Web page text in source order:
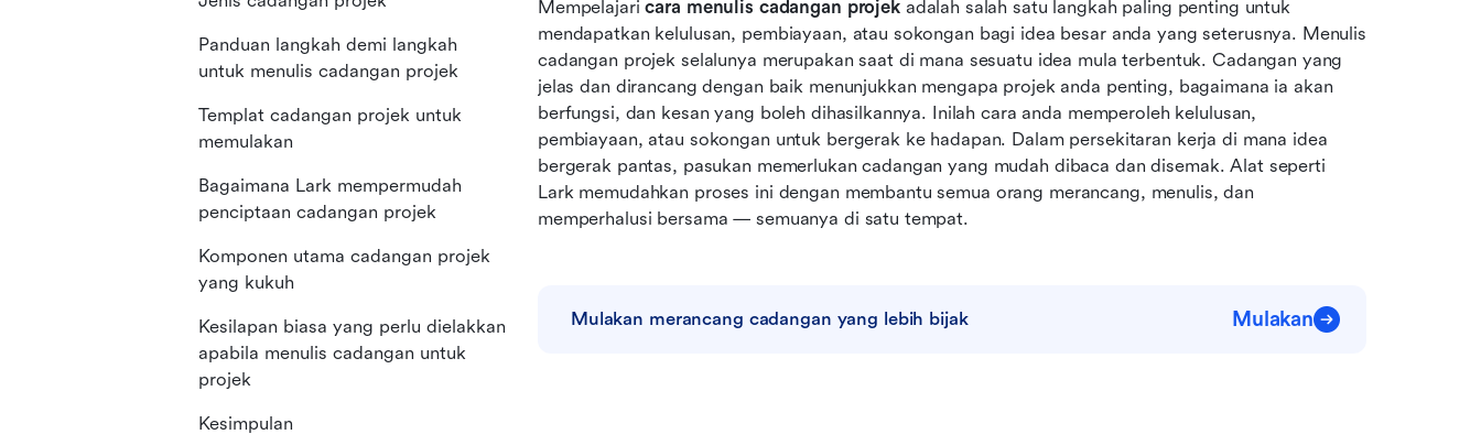
Mempelajari cara menulis cadangan projek adalah salah satu langkah paling penting untuk
mendapatkan kelulusan, pembiayaan, atau sokongan bagi idea besar anda yang seterusnya. Menulis
cadangan projek selalunya merupakan saat di mana sesuatu idea mula terbentuk. Cadangan yang
jelas dan dirancang dengan baik menunjukkan mengapa projek anda penting, bagaimana ia akan
berfungsi, dan kesan yang boleh dihasilkannya. Inilah cara anda memperoleh kelulusan,
pembiayaan, atau sokongan untuk bergerak ke hadapan. Dalam persekitaran kerja di mana idea
bergerak pantas, pasukan memerlukan cadangan yang mudah dibaca dan disemak. Alat seperti
Lark memudahkan proses ini dengan membantu semua orang merancang, menulis, dan
memperhalusi bersama — semuanya di satu tempat.
Mulakan merancang cadangan yang lebih bijak Mulakan
Panduan langkah demi langkah
untuk menulis cadangan projek
Templat cadangan projek untuk
memulakan
Bagaimana Lark mempermudah
penciptaan cadangan projek
Komponen utama cadangan projek
yang kukuh
Kesilapan biasa yang perlu dielakkan
apabila menulis cadangan untuk
projek
Kesimpulan